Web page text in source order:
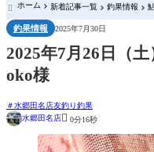
 ホーム 新着記事一覧 釣果情報
釣果情報 2025年7月30日
2025年7月26日（
oko様
水郷田名店友釣り釣果
水郷田名店 0分16秒